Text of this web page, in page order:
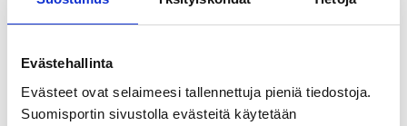
Evästehallinta
Evästeet ovat selaimeesi tallennettuja pieniä tiedostoja.
Suomisportin sivustolla evästeitä käytetään
LOCALITY
Tampere